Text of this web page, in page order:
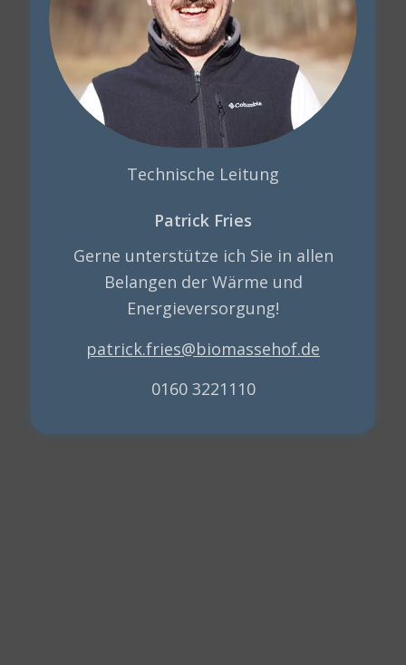
Technische Leitung
Patrick Fries
Gerne unterstütze ich Sie in allen
Belangen der Wärme und
Energieversorgung!
patrick.fries@biomassehof.de
0160 3221110